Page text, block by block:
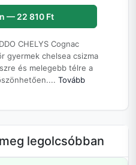
— 22 810 Ft
CHELYS Cognac
gyermek chelsea csizma
és melegebb télre a
Tovább
legolcsóbban